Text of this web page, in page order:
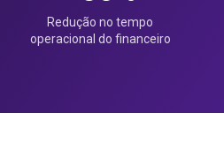
Redução no tempo
operacional do financeiro